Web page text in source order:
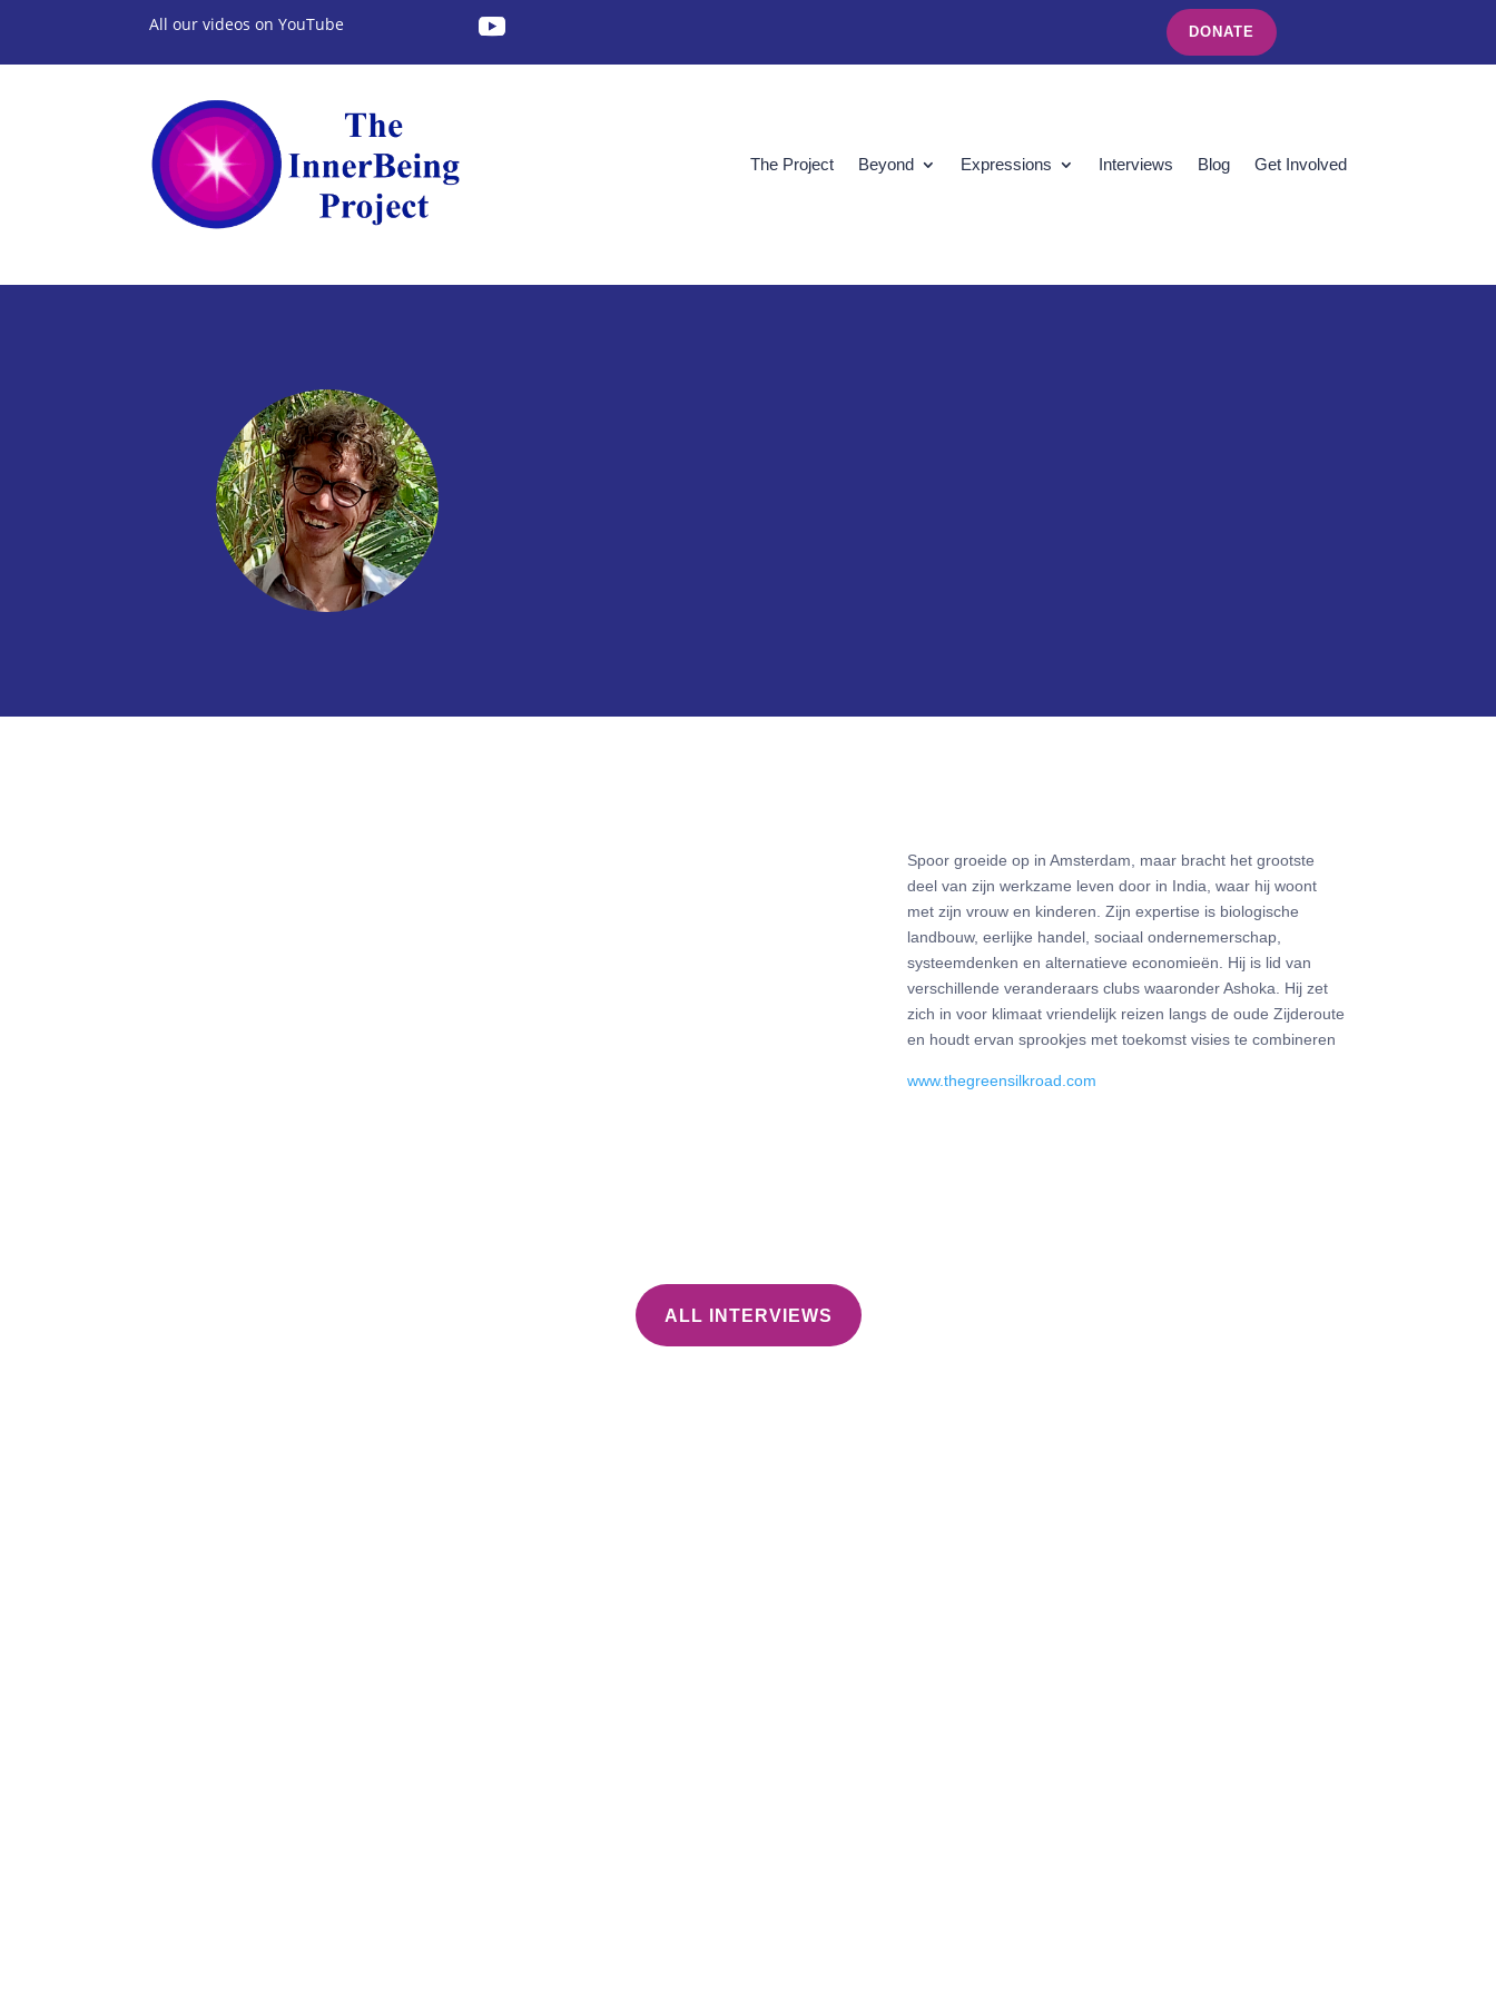
All our videos on YouTube DONATE
The Project Beyond Expressions Interviews Blog Get Involved
Spoor groeide op in Amsterdam, maar bracht het grootste
deel van zijn werkzame leven door in India, waar hij woont
met zijn vrouw en kinderen. Zijn expertise is biologische
landbouw, eerlijke handel, sociaal ondernemerschap,
systeemdenken en alternatieve economieën. Hij is lid van
verschillende veranderaars clubs waaronder Ashoka. Hij zet
zich in voor klimaat vriendelijk reizen langs de oude Zijderoute
en houdt ervan sprookjes met toekomst visies te combineren
www.thegreensilkroad.com
ALL INTERVIEWS